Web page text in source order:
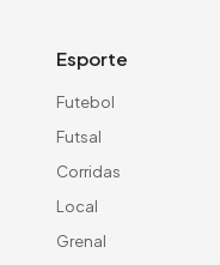
Esporte
Futebol
Futsal
Corridas
Local
Grenal